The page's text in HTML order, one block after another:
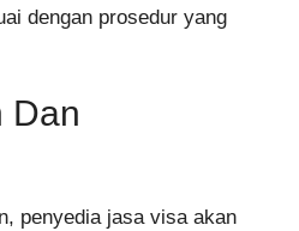
dengan prosedur yang
Dan
penyedia jasa visa akan